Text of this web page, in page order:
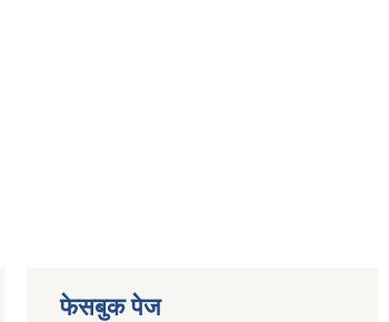
फेसबुक पेज